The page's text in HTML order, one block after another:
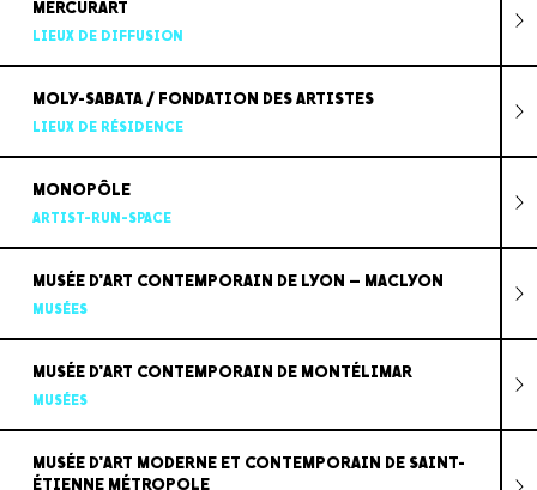
MERCURART
LIEUX DE DIFFUSION
MOLY-SABATA / FONDATION DES ARTISTES
LIEUX DE RÉSIDENCE
MONOPÔLE
ARTIST-RUN-SPACE
MUSÉE D'ART CONTEMPORAIN DE LYON – MACLYON
MUSÉES
MUSÉE D'ART CONTEMPORAIN DE MONTÉLIMAR
MUSÉES
MUSÉE D'ART MODERNE ET CONTEMPORAIN DE SAINT-
ÉTIENNE MÉTROPOLE